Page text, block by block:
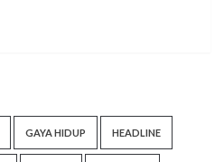
GAYA HIDUP HEADLINE